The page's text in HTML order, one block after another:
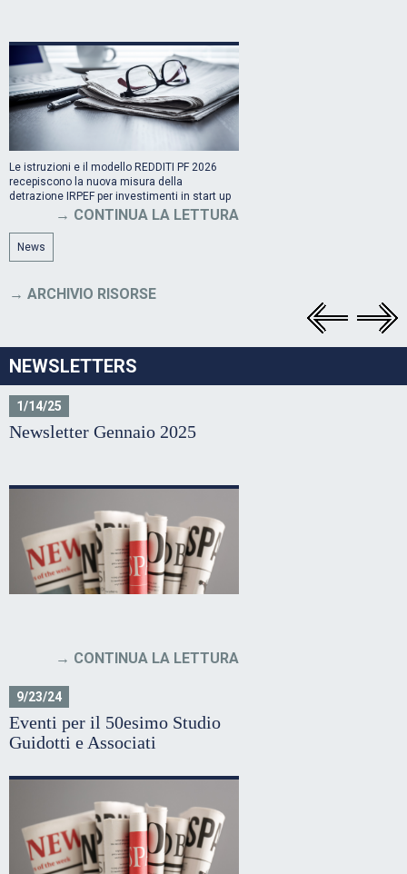
Le istruzioni e il modello REDDITI PF 2026
recepiscono la nuova misura della
detrazione IRPEF per investimenti in start up
innovative in regime "de minimis"
CONTINUA LA LETTURA
News
ARCHIVIO RISORSE
NEWSLETTERS
1/14/25
Newsletter Gennaio 2025
CONTINUA LA LETTURA
9/23/24
Eventi per il 50esimo Studio
Guidotti e Associati